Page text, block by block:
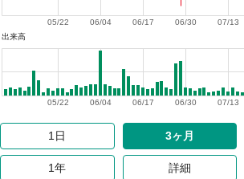
07/13
06/30
06/17
06/04
05/22
出来高
07/13
06/30
06/17
06/04
05/22
1日 3ヶ月
1年 詳細